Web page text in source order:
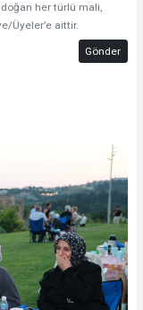
her türlü mali,
Üyeler’e aittir.
Gönder